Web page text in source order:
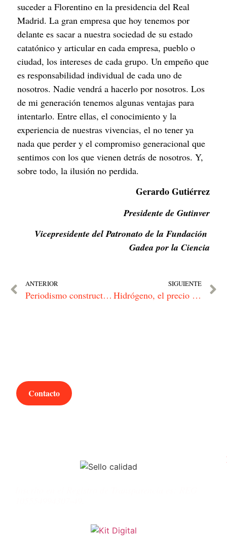
suceder a Florentino en la presidencia del Real
Madrid. La gran empresa que hoy tenemos por
delante es sacar a nuestra sociedad de su estado
catatónico y articular en cada empresa, pueblo o
ciudad, los intereses de cada grupo. Un empeño que
es responsabilidad individual de cada uno de
nosotros. Nadie vendrá a hacerlo por nosotros. Los
de mi generación tenemos algunas ventajas para
intentarlo. Entre ellas, el conocimiento y la
experiencia de nuestras vivencias, el no tener ya
nada que perder y el compromiso generacional que
sentimos con los que vienen detrás de nosotros. Y,
sobre todo, la ilusión no perdida.
Gerardo Gutiérrez
Presidente de Gutinver
Vicepresidente del Patronato de la Fundación
Gadea por la Ciencia
ANTERIOR
Periodismo constructivo: la esperanza de una narrativa transformadora
SIGUIENTE
Hidrógeno, el precio de no creérselo
Contacto